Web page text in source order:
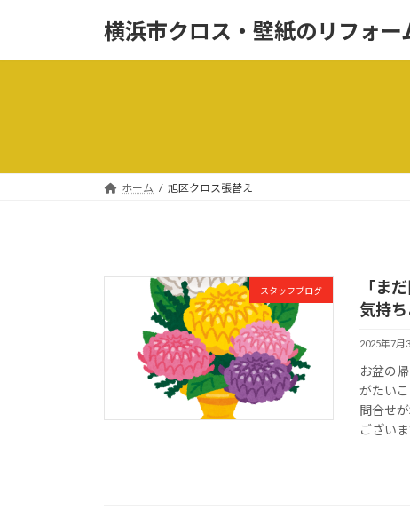
横浜市クロス・壁紙のリフォー
ホーム 旭区クロス張替え
スタッフブログ
「ま
気持ち
2025年7月
お盆の
がたい
問合せ
ござい